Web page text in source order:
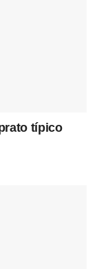
típico